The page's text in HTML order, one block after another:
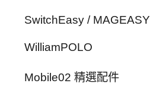
SwitchEasy / MAGEASY
WilliamPOLO
Mobile02 精選配件